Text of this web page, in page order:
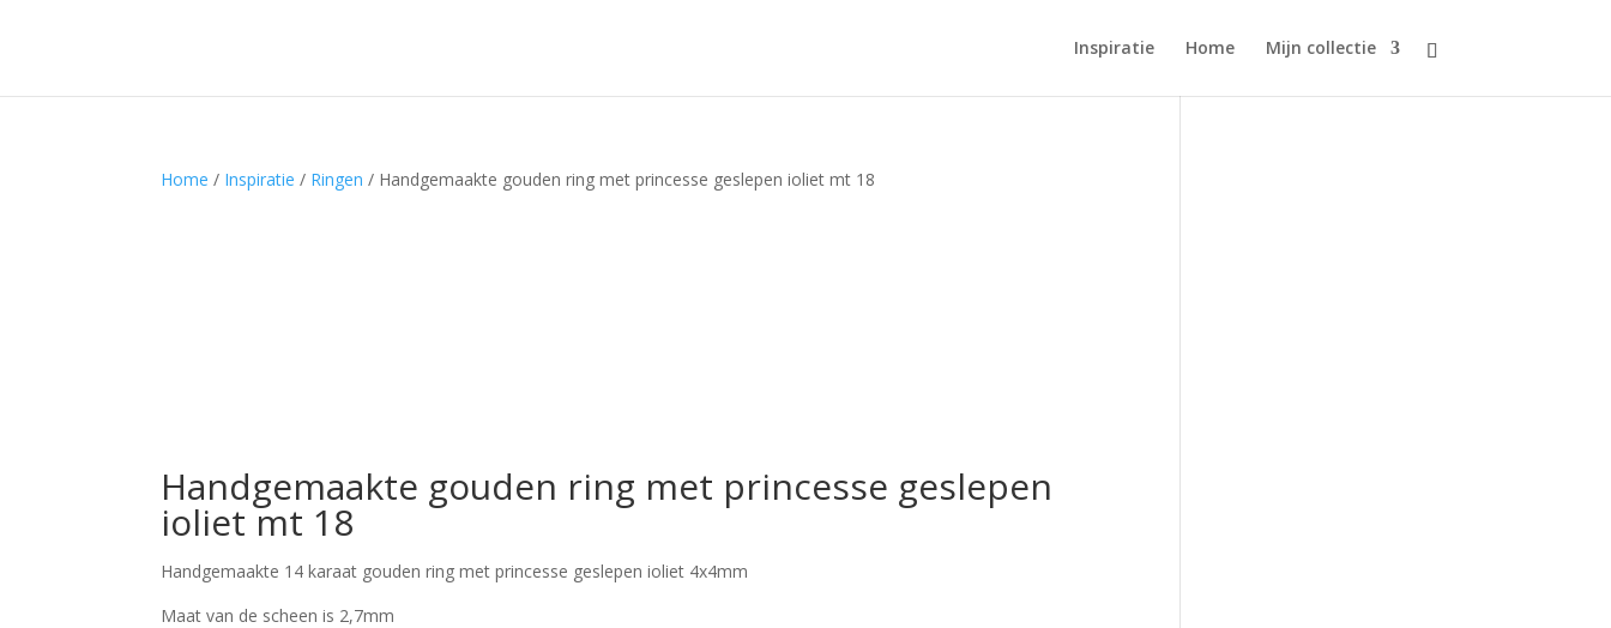
Inspiratie Home Mijn collectie
Home / Inspiratie / Ringen / Handgemaakte gouden ring met princesse geslepen ioliet mt 18
Handgemaakte gouden ring met princesse geslepen
ioliet mt 18
Handgemaakte 14 karaat gouden ring met princesse geslepen ioliet 4x4mm
Maat van de scheen is 2,7mm